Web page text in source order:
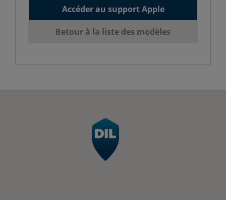
Accéder au support Apple
Retour à la liste des modèles